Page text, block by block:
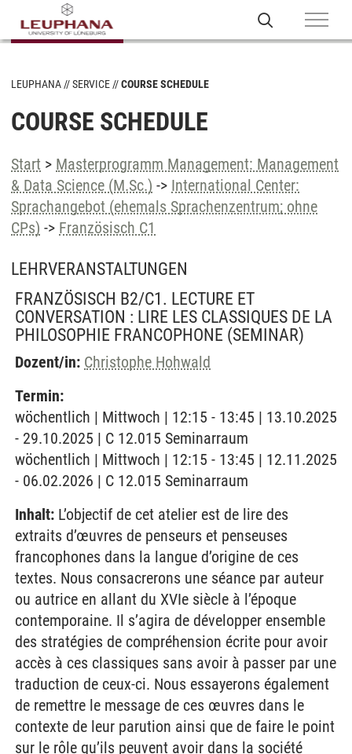
LEUPHANA SERVICE COURSE SCHEDULE
COURSE SCHEDULE
Start > Masterprogramm Management: Management
& Data Science (M.Sc.) -> International Center:
Sprachangebot (ehemals Sprachenzentrum; ohne
CPs) -> Französisch C1
LEHRVERANSTALTUNGEN
FRANZÖSISCH B2/C1. LECTURE ET
CONVERSATION : LIRE LES CLASSIQUES DE LA
PHILOSOPHIE FRANCOPHONE (SEMINAR)
Dozent/in: Christophe Hohwald
Termin:
wöchentlich | Mittwoch | 12:15 - 13:45 | 13.10.2025
- 29.10.2025 | C 12.015 Seminarraum
wöchentlich | Mittwoch | 12:15 - 13:45 | 12.11.2025
- 06.02.2026 | C 12.015 Seminarraum
Inhalt: L’objectif de cet atelier est de lire des
extraits d’œuvres de penseurs et penseuses
francophones dans la langue d’origine de ces
textes. Nous consacrerons une séance par auteur
ou autrice en allant du XVIe siècle à l’époque
contemporaine. Il s’agira de développer ensemble
des stratégies de compréhension écrite pour avoir
accès à ces classiques sans avoir à passer par une
traduction de ceux-ci. Nous essayerons également
de remettre le message de ces œuvres dans le
contexte de leur parution ainsi que de faire le point
sur le rôle qu’ils peuvent avoir dans la société